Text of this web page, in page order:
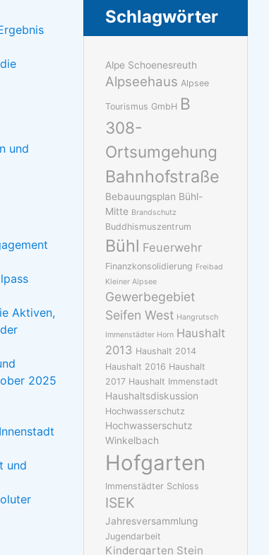
und
Aktiven,
2025
und
Schlagwörter
Alpe Schoenesreuth
Alpseehaus Alpsee
Tourismus GmbH B
308-
Ortsumgehung
Bahnhofstraße
Bebauungsplan Bühl-
Mitte Brandschutz
Buddhismuszentrum
Bühl Feuerwehr
Finanzkonsolidierung Freibad
Kleiner Alpsee
Gewerbegebiet
Seifen West Hangrutsch
Immenstädter Horn Haushalt
2013 Haushalt 2014
Haushalt 2016 Haushalt
2017 Haushalt Immenstadt
Haushaltsdiskussion
Hochwasserschutz
Hochwasserschutz
Winkelbach
Hofgarten
Immenstädter Schloss
ISEK
Jahresversammlung
Jugendarbeit
Kindergarten Stein